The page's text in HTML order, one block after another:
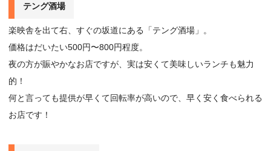
テング酒場
楽映舎を出て右、すぐの坂道にある「テング酒場」。
価格はだいたい500円〜800円程度。
夜の方が賑やかなお店ですが、実は安くて美味しいランチも魅力
的！
何と言っても提供が早くて回転率が高いので、早く安く食べられる
お店です！